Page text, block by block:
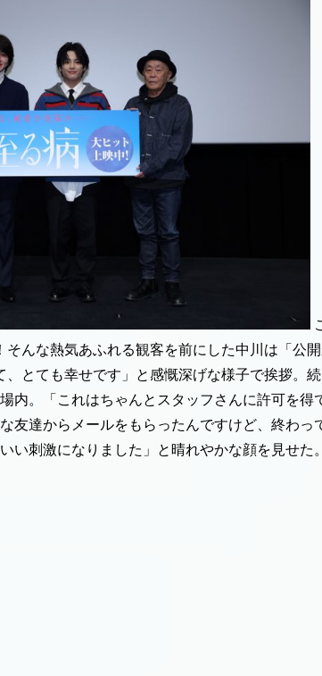
んな熱気あふれる観客を前にした中川は「公
とても幸せです」と感慨深げな様子で挨拶。
内。「これはちゃんとスタッフさんに許可を得
友達からメールをもらったんですけど、終わっ
い刺激になりました」と晴れやかな顔を見せた。